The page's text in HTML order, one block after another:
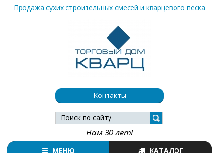
Контакты
Продажа сухих строительных смесей и кварцевого песка
Нам 30 лет!
МЕНЮ КАТАЛОГ